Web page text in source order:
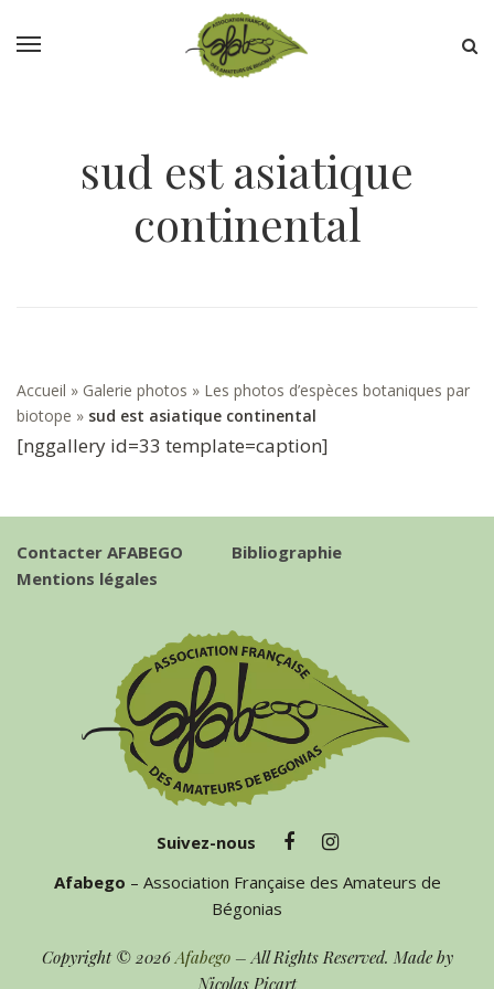
sud est asiatique
continental
Accueil » Galerie photos » Les photos d’espèces botaniques par
biotope » sud est asiatique continental
[nggallery id=33 template=caption]
Contacter AFABEGO
Bibliographie
Mentions légales
Suivez-nous
Afabego – Association Française des Amateurs de
Bégonias
Copyright © 2026Afabego– All Rights Reserved. Made by
Nicolas Picart